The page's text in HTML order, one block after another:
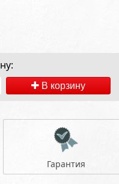
В корзину
Гарантия